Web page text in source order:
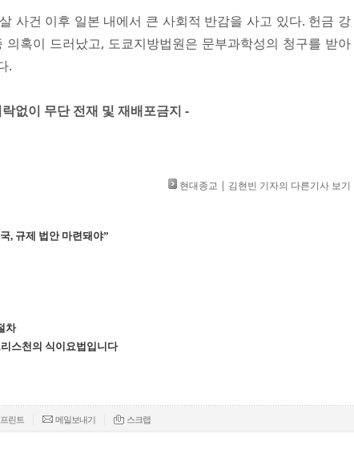
사건 이후 일본 내에서 큰 사회적 반감을 사고 있다. 헌금 강
혹이 드러났고, 도쿄지방법원은 문부과학성의 청구를 받아
.​
없이 무단 전재 및 재배포금지 -
현대종교 | 김현빈 기자의 다른기사 보기
, 규제 법안 마련돼야”
차
스천의 식이요법입니다
프린트 메일보내기 스크랩